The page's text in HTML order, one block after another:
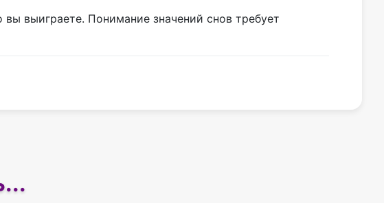
выиграете. Понимание значений снов требует